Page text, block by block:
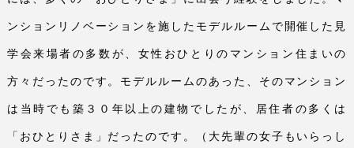
ンションリノベーションを施したモデルルームで開催した見
学会来場者の多数が、女性おひとりのマンション住まいの
方々だったのです。モデルルームのあった、そのマンション
は当時でも築３０年以上の建物でしたが、居住者の多くは
「おひとりさま」だったのです。（大先輩の女子もいらっし